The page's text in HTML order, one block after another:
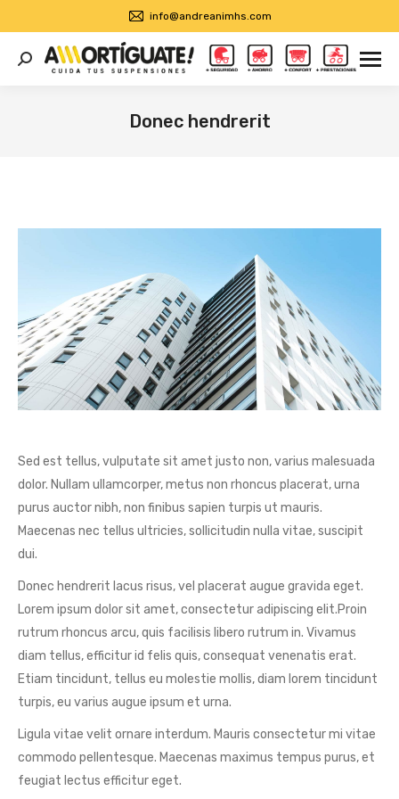
info@andreanimhs.com
Buscar:
Donec hendrerit
Sed est tellus, vulputate sit amet justo non, varius malesuada
dolor. Nullam ullamcorper, metus non rhoncus placerat, urna
purus auctor nibh, non finibus sapien turpis ut mauris.
Maecenas nec tellus ultricies, sollicitudin nulla vitae, suscipit
dui.
Donec hendrerit lacus risus, vel placerat augue gravida eget.
Lorem ipsum dolor sit amet, consectetur adipiscing elit.Proin
rutrum rhoncus arcu, quis facilisis libero rutrum in. Vivamus
diam tellus, efficitur id felis quis, consequat venenatis erat.
Etiam tincidunt, tellus eu molestie mollis, diam lorem tincidunt
turpis, eu varius augue ipsum et urna.
Ligula vitae velit ornare interdum. Mauris consectetur mi vitae
commodo pellentesque. Maecenas maximus tempus purus, et
feugiat lectus efficitur eget.